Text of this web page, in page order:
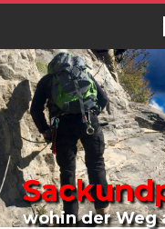
wohin der Weg